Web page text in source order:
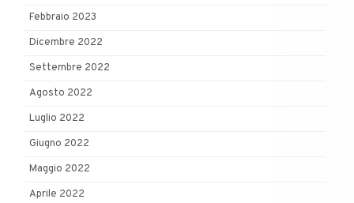
Febbraio 2023
Dicembre 2022
Settembre 2022
Agosto 2022
Luglio 2022
Giugno 2022
Maggio 2022
Aprile 2022